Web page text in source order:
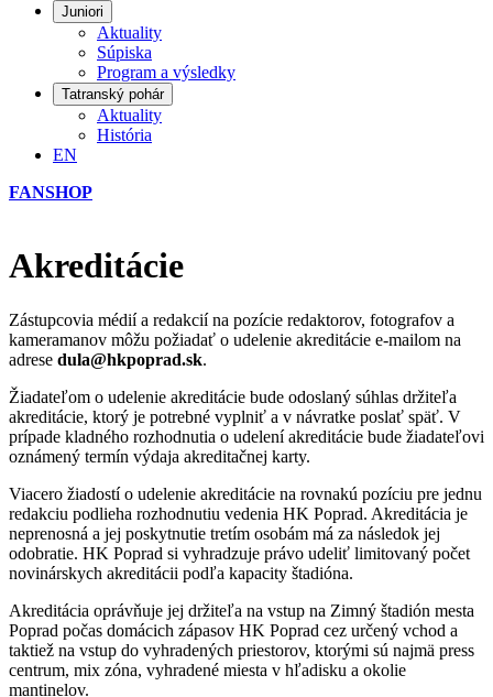
Juniori
Aktuality
Súpiska
Program a výsledky
Tatranský pohár
Aktuality
História
EN
FANSHOP
Akreditácie
Zástupcovia médií a redakcií na pozície redaktorov, fotografov a
kameramanov môžu požiadať o udelenie akreditácie e-mailom na
adrese dula@hkpoprad.sk.
Žiadateľom o udelenie akreditácie bude odoslaný súhlas držiteľa
akreditácie, ktorý je potrebné vyplniť a v návratke poslať späť. V
prípade kladného rozhodnutia o udelení akreditácie bude žiadateľovi
oznámený termín výdaja akreditačnej karty.
Viacero žiadostí o udelenie akreditácie na rovnakú pozíciu pre jednu
redakciu podlieha rozhodnutiu vedenia HK Poprad. Akreditácia je
neprenosná a jej poskytnutie tretím osobám má za následok jej
odobratie. HK Poprad si vyhradzuje právo udeliť limitovaný počet
novinárskych akreditácii podľa kapacity štadióna.
Akreditácia oprávňuje jej držiteľa na vstup na Zimný štadión mesta
Poprad počas domácich zápasov HK Poprad cez určený vchod a
taktiež na vstup do vyhradených priestorov, ktorými sú najmä press
centrum, mix zóna, vyhradené miesta v hľadisku a okolie
mantinelov.